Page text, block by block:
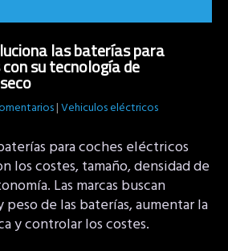
las baterías para
su tecnología de
|Vehiculos eléctricos
para coches eléctricos
los costes, tamaño, densidad de
Las marcas buscan
de las baterías, aumentar la
y controlar los costes.